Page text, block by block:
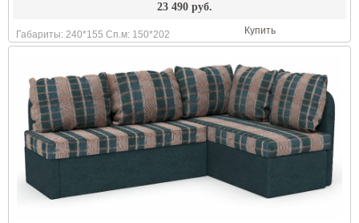
23 490 руб.
Габариты: 240*155 Сп.м: 150*202 Купить